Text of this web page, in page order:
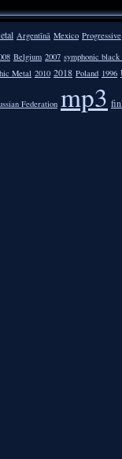
Argentīnā Mexico Progressive
Belgium 2007 symphonic
Metal 2010 2018 Poland 1996
Federation mp3